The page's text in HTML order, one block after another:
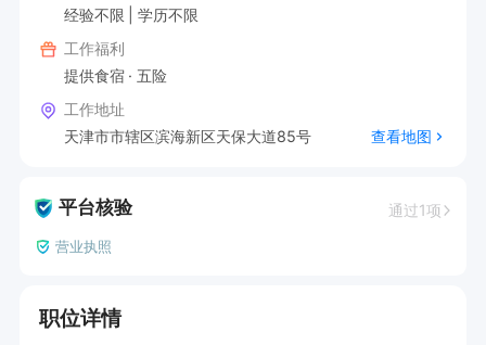
经验不限
学历不限
工作福利
提供食宿
五险
工作地址
天津市市辖区滨海新区天保大道85号
查看地图
平台核验 通过1项
营业执照
职位详情